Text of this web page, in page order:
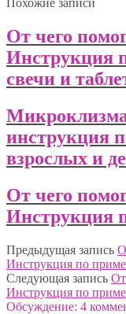
Похожие записи
От чего
Инструкция
свечи и
инструкция
взрослых и
От чего
Инструкция
Предыдущая запись
Инструкция по
Следующая запись
Инструкция по
Обсуждение: 4